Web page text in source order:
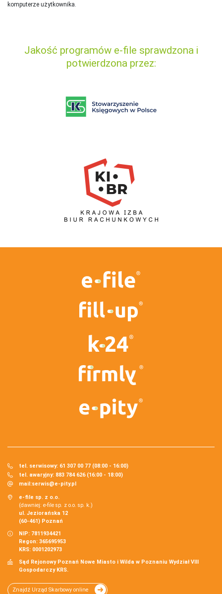
komputerze użytkownika.
Jakość programów e-file sprawdzona i
potwierdzona przez:
tel. serwisowy: 61 307 00 77 (08:00 - 16:00)
tel. awaryjny: 883 784 626 (16:00 - 18:00)
mail:serwis@e-pity.pl
e-file sp. z o.o.
(dawniej: e-file sp. z o.o. sp. k.)
ul. Jeziorańska 12
(60-461) Poznań
NIP: 7811934421
Regon: 365695953
KRS: 0001202973
Sąd Rejonowy Poznań Nowe Miasto i Wilda w Poznaniu Wydział VIII
Gospodarczy KRS.
Znajdź Urząd Skarbowy online